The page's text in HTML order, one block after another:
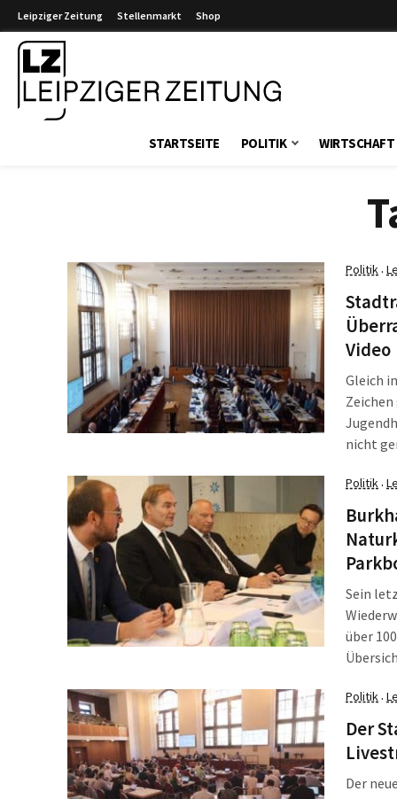
Leipziger Zeitung Stellenmarkt Shop
STARTSEITE POLITIK WIRTSCHAFT
Politik·
Video
Gleich
nicht
(SPD)
Politik·
Sein
über
Politik·
Der
Der